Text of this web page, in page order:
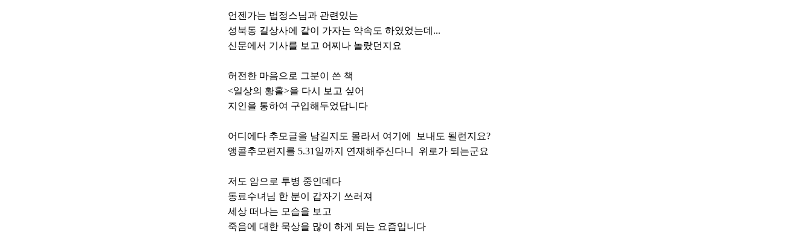
언젠가는 법정스님과 관련있는
성북동 길상사에 같이 가자는 약속도 하였었는데...
신문에서 기사를 보고 어찌나 놀랐던지요
허전한 마음으로 그분이 쓴 책
<일상의 황홀>을 다시 보고 싶어
지인을 통하여 구입해두었답니다
어디에다 추모글을 남길지도 몰라서 여기에 보내도 될런지요?
앵콜추모편지를 5.31일까지 연재해주신다니 위로가 되는군요
저도 암으로 투병 중인데다
동료수녀님 한 분이 갑자기 쓰러져
세상 떠나는 모습을 보고
죽음에 대한 묵상을 많이 하게 되는 요즘입니다